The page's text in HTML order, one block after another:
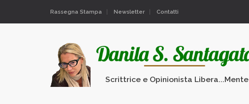
Rassegna Stampa Newsletter Contatti
Scrittrice e Opinionista Libera...Mente